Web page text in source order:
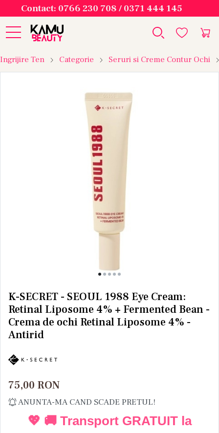
Contact: 0766 230 708 / 0371 444 145
Ingrijire Ten Categorie Seruri si Creme Contur Ochi
K-SECRET - SEOUL 1988 Eye Cream:
Retinal Liposome 4% + Fermented Bean -
Crema de ochi Retinal Liposome 4% -
Antirid
75,00 RON
ANUNTA-MA CAND SCADE PRETUL!
💖 🚚 Transport GRATUIT la